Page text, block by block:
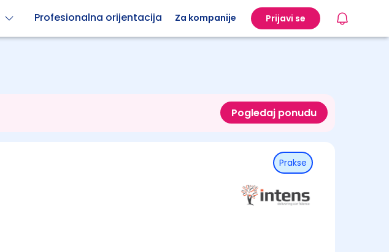
Profesionalna orijentacija Za kompanije Prijavi se
Pogledaj ponudu
Prakse